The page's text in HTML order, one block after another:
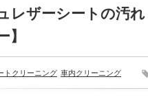
レザーシートの汚
】
トクリーニング 車内クリーニング